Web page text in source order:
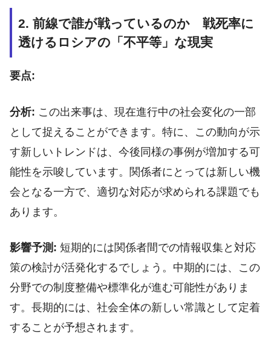
2. 前線で誰が戦っているのか 戦死率に
透けるロシアの「不平等」な現実
要点:
分析: この出来事は、現在進行中の社会変化の一部
として捉えることができます。特に、この動向が示
す新しいトレンドは、今後同様の事例が増加する可
能性を示唆しています。関係者にとっては新しい機
会となる一方で、適切な対応が求められる課題でも
あります。
影響予測: 短期的には関係者間での情報収集と対応
策の検討が活発化するでしょう。中期的には、この
分野での制度整備や標準化が進む可能性がありま
す。長期的には、社会全体の新しい常識として定着
することが予想されます。